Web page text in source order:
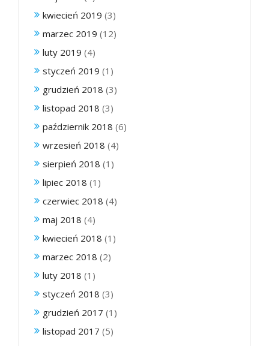
kwiecień 2019 (3)
marzec 2019 (12)
luty 2019 (4)
styczeń 2019 (1)
grudzień 2018 (3)
listopad 2018 (3)
październik 2018 (6)
wrzesień 2018 (4)
sierpień 2018 (1)
lipiec 2018 (1)
czerwiec 2018 (4)
maj 2018 (4)
kwiecień 2018 (1)
marzec 2018 (2)
luty 2018 (1)
styczeń 2018 (3)
grudzień 2017 (1)
listopad 2017 (5)